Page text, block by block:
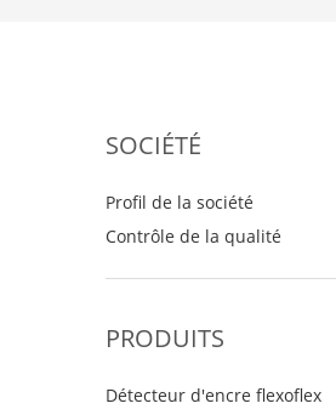
SOCIÉTÉ
Profil de la société
Contrôle de la qualité
PRODUITS
Détecteur d'encre flexoflex